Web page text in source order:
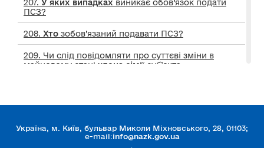
207. У яких випадках виникає обов’язок подати
ПСЗ?
208. Хто зобов’язаний подавати ПСЗ?
209. Чи слід повідомляти про суттєві зміни в
майновому стані члена сім’ї суб’єкта
більше не зобов’язаний подавати ПСЗ?
211. Коли необхідно подавати ПСЗ у разі
придбання автомобіля за кордоном
Україна, м. Київ, бульвар Миколи Міхновського, 28, 01103;
e-mail:info@nazk.gov.ua